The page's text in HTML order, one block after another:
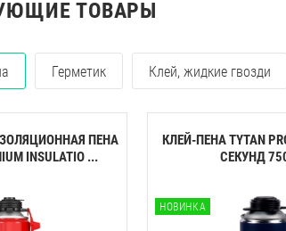
ТОВАРЫ
Герметик Клей, жидкие гвозди
ПЕНА
INSULATIO ...
КЛЕЙ-ПЕНА TYTAN
CЕКУНД
НОВИНКА